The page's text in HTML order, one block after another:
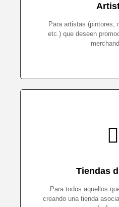
Para artistas (pintores,
etc.) que deseen
Tiendas
Para todos aquellos
creando una tienda